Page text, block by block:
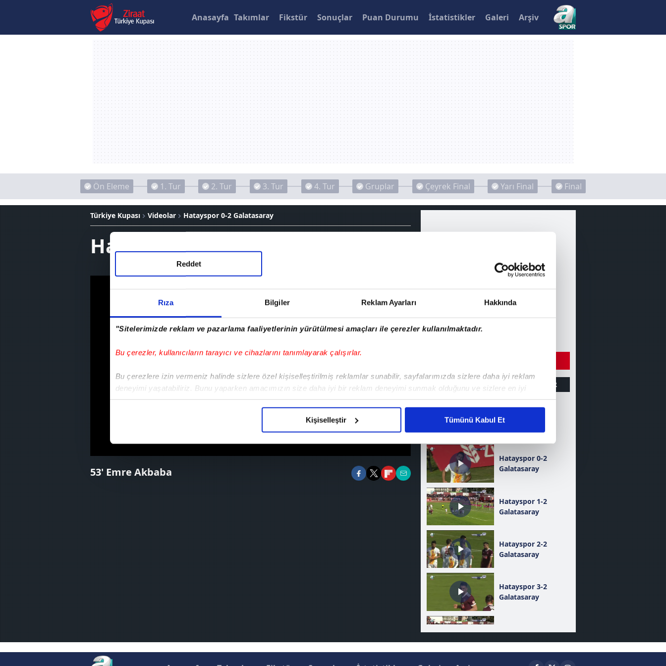
Rıza Bilgiler Reklam Ayarları Hakkında
"Sitelerimizde reklam ve pazarlama faaliyetlerinin yürütülmesi amaçları ile çerezler kullanılmaktadır.
Bu çerezler, kullanıcıların tarayıcı ve cihazlarını tanımlayarak çalışırlar.
Bu çerezlere izin vermeniz halinde sizlere özel kişiselleştirilmiş reklamlar sunabilir, sayfalarımızda sizlere daha iyi reklam
deneyimi yaşatabiliriz. Bunu yaparken amacımızın size daha iyi bir reklam deneyimi sunmak olduğunu ve sizlere en iyi
içerikleri sunabilmek adına elimizden gelen çabayı gösterdiğimizi ve bu noktada, reklamların maliyetlerimizi karşılamak
Sizlere daha iyi bir hizmet sunabilmek için İnternet Sitemizde kendimize ve üçüncü kişilere ait çerezler kullanılmaktadır. Bu
çerezler vasıtasıyla çeşitli kişisel verileriniz işlenmekte olup gerekli olan çerezler bilgi toplumu hizmetlerinin sunulması
amacıyla kullanılmaktadır. Diğer çerezler, sitemizin daha işlevsel kılınması ve kişiselleştirilmesi ve sizlere yönelik
reklam/pazarlama faaliyetlerinin yapılması, amaçlarıyla sınırlı olarak açık rızanız dahilinde kullanılacaktır.
Çerezlere ilişkin tercihlerinizi aşağıda yer alan panel vasıtasıyla belirleyebilirsiniz. Çerezlere ilişkin detaylı bilgi için Ayarlar
butonuna tıklayabilir,Çerez Bilgilendirme Metnimiziziyaret edebilirsiniz.
6698 sayılı Kişisel Verilerin Korunması Kanunu uyarınca hazırlanmış Aydınlatma Metnimizi okumak ve sitemizde ilgili
mevzuata uygun olarak kullanılan çerezlerle ilgili bilgi almak için lütfentıklayınız.
Reddet
Kişiselleştir Tümünü Kabul Et
Anasayfa Takımlar Fikstür Sonuçlar Puan Durumu İstatistikler Galeri Arşiv
Ön Eleme 1. Tur 2. Tur 3. Tur 4. Tur Gruplar Çeyrek Final Yarı Final Final
Türkiye Kupası Videolar Hatayspor 0-2 Galatasaray
Hatayspor 0-2 Galatasaray
53' Emre Akbaba
ÖZET GOLLER DİĞER
Hatayspor 0-1
Hatayspor 0-2
Galatasaray
Hatayspor 1-2
Galatasaray
Hatayspor 2-2
Galatasaray
Hatayspor 3-2
Galatasaray
Galatasaray